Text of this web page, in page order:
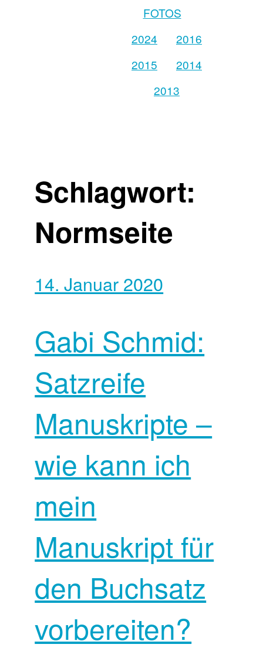
FOTOS
2024
2016
2015
2014
2013
Schlagwort:
Normseite
14. Januar 2020
Gabi Schmid:
Satzreife
Manuskripte –
wie kann ich
mein
Manuskript für
den Buchsatz
vorbereiten?